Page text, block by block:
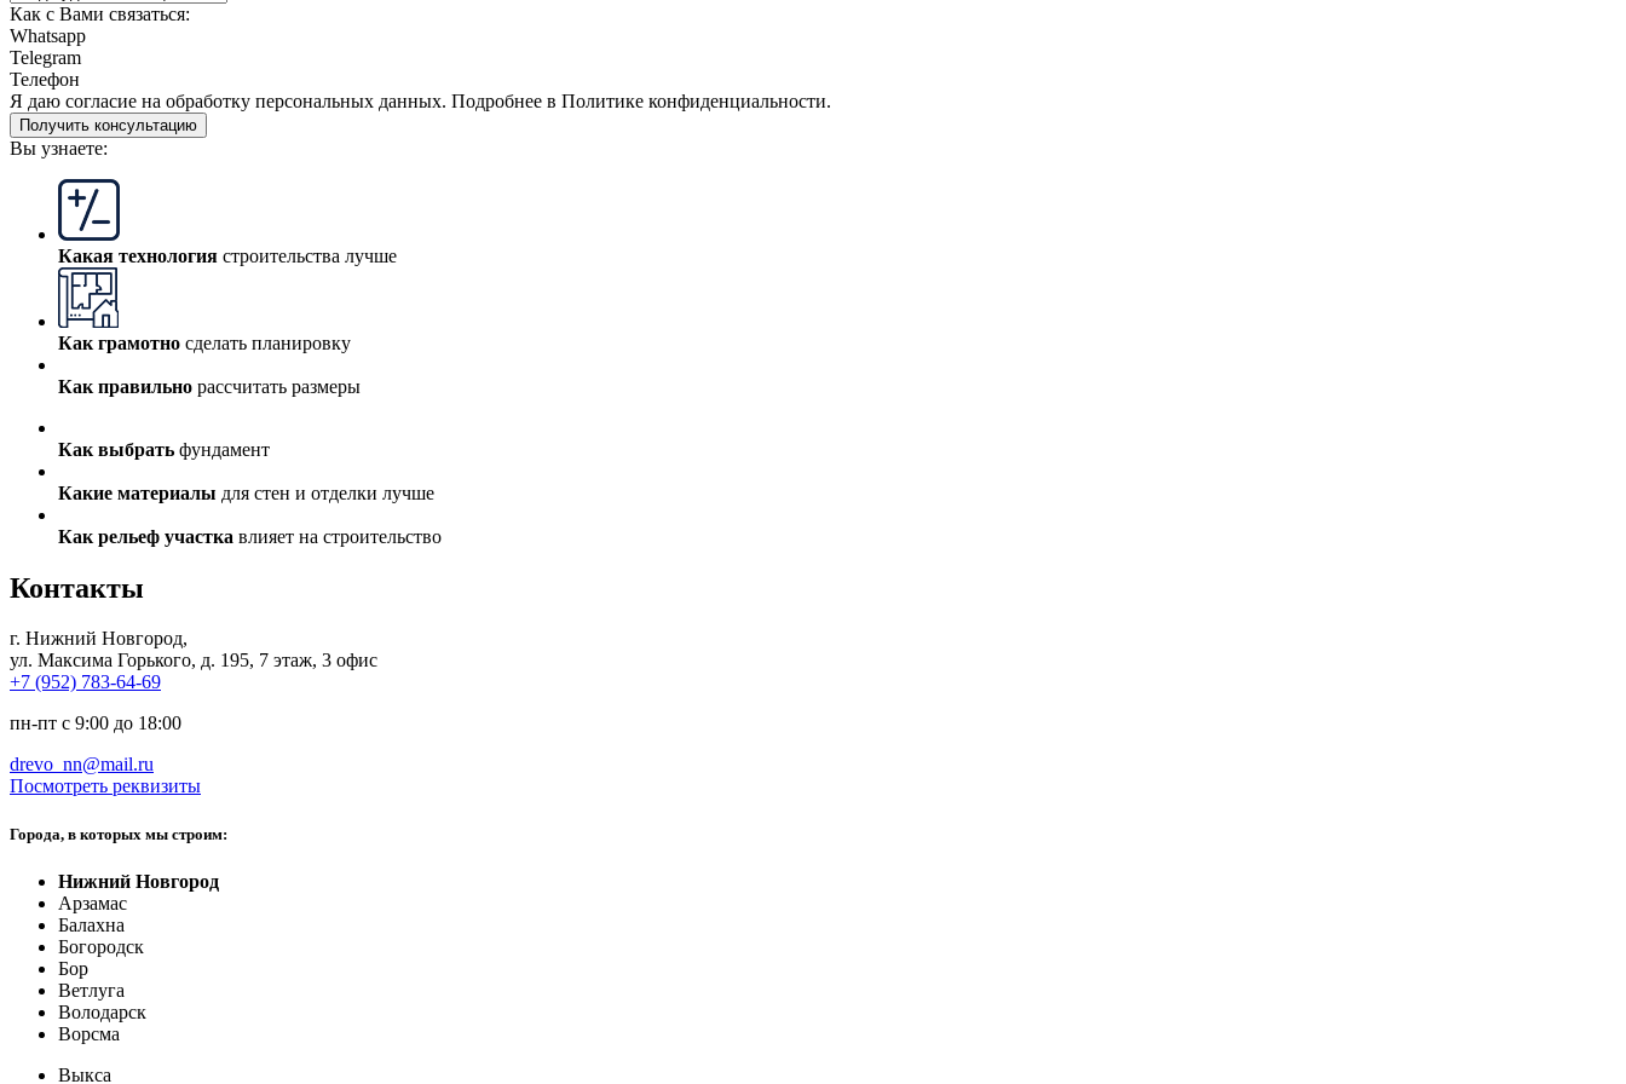
Как с Вами связаться:
Whatsapp
Telegram
Телефон
Я даю согласие на обработку персональных данных. Подробнее в Политике конфиденциальности.
Получить консультацию
Вы узнаете:
Какая технология строительства лучше
Как грамотно сделать планировку
Как правильно рассчитать размеры
Как выбрать фундамент
Какие материалы для стен и отделки лучше
Как рельеф участка влияет на строительство
Контакты
г. Нижний Новгород,
ул. Максима Горького, д. 195, 7 этаж, 3 офис
+7 (952) 783-64-69
пн-пт с 9:00 до 18:00
drevo_nn@mail.ru
Посмотреть реквизиты
Города, в которых мы строим:
Нижний Новгород
Арзамас
Балахна
Богородск
Бор
Ветлуга
Володарск
Ворсма
Выкса